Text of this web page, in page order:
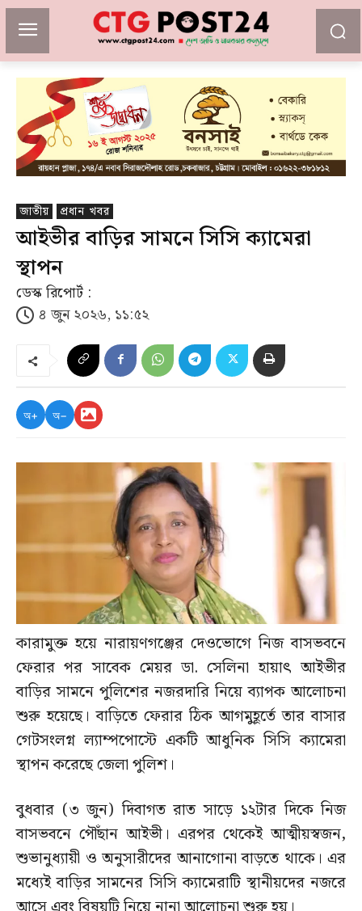
জাতীয় প্রধান খবর
আইভীর বাড়ির সামনে সিসি ক্যামেরা
স্থাপন
ডেস্ক রিপোর্ট :
৪ জুন ২০২৬, ১১:৫২
অ+ অ−
কারামুক্ত হয়ে নারায়ণগঞ্জের দেওভোগে নিজ বাসভবনে
ফেরার পর সাবেক মেয়র ডা. সেলিনা হায়াৎ আইভীর
বাড়ির সামনে পুলিশের নজরদারি নিয়ে ব্যাপক আলোচনা
শুরু হয়েছে। বাড়িতে ফেরার ঠিক আগমুহূর্তে তার বাসার
গেটসংলগ্ন ল্যাম্পপোস্টে একটি আধুনিক সিসি ক্যামেরা
স্থাপন করেছে জেলা পুলিশ।
বুধবার (৩ জুন) দিবাগত রাত সাড়ে ১২টার দিকে নিজ
বাসভবনে পৌঁছান আইভী। এরপর থেকেই আত্মীয়স্বজন,
শুভানুধ্যায়ী ও অনুসারীদের আনাগোনা বাড়তে থাকে। এর
মধ্যেই বাড়ির সামনের সিসি ক্যামেরাটি স্থানীয়দের নজরে